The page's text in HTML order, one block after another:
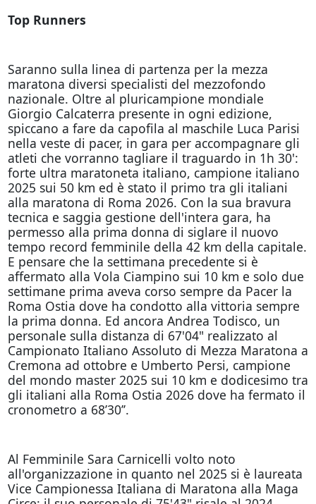
Top Runners
Saranno sulla linea di partenza per la mezza
maratona diversi specialisti del mezzofondo
nazionale. Oltre al pluricampione mondiale
Giorgio Calcaterra presente in ogni edizione,
spiccano a fare da capofila al maschile Luca Parisi
nella veste di pacer, in gara per accompagnare gli
atleti che vorranno tagliare il traguardo in 1h 30':
forte ultra maratoneta italiano, campione italiano
2025 sui 50 km ed è stato il primo tra gli italiani
alla maratona di Roma 2026. Con la sua bravura
tecnica e saggia gestione dell'intera gara, ha
permesso alla prima donna di siglare il nuovo
tempo record femminile della 42 km della capitale.
E pensare che la settimana precedente si è
affermato alla Vola Ciampino sui 10 km e solo due
settimane prima aveva corso sempre da Pacer la
Roma Ostia dove ha condotto alla vittoria sempre
la prima donna. Ed ancora Andrea Todisco, un
personale sulla distanza di 67'04" realizzato al
Campionato Italiano Assoluto di Mezza Maratona a
Cremona ad ottobre e Umberto Persi, campione
del mondo master 2025 sui 10 km e dodicesimo tra
gli italiani alla Roma Ostia 2026 dove ha fermato il
cronometro a 68’30’’.
Al Femminile Sara Carnicelli volto noto
all'organizzazione in quanto nel 2025 si è laureata
Vice Campionessa Italiana di Maratona alla Maga